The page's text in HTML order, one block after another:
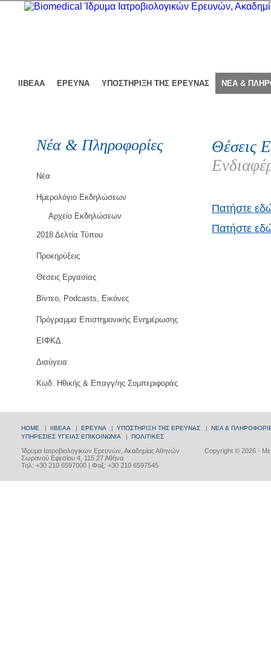
ΙΙΒΕΑΑ ΕΡΕΥΝΑ ΥΠΟΣΤΗΡΙΞΗ ΤΗΣ ΕΡΕΥΝΑΣ ΝΕΑ &
Νέα & Πληροφορίες
Νέα
Ημερολόγιο Εκδηλώσεων
Αρχείο Εκδηλώσεων
2018 Δελτία Τύπου
Προκηρύξεις
Θέσεις Εργασίας
Βίντεο, Podcasts, Εικόνες
Πρόγραμμα Επιστημονικής Ενημέρωσης
ΕΙΦΚΔ
Διαύγεια
Κωδ. Ηθικής & Επαγγ/ης Συμπεριφοράς
Θέσεις
Πατήστε
Πατήστε
HOME | ΙΙΒΕΑΑ | ΕΡΕΥΝΑ | ΥΠΟΣΤΗΡΙΞΗ ΤΗΣ ΕΡΕΥΝΑΣ | ΝΕΑ &
ΥΠΗΡΕΣΙΕΣ ΥΓΕΙΑΣ ΕΠΙΚΟΙΝΩΝΙΑ | ΠΟΛΙΤΙΚΕΣ
Copyright © 2026 - Με
Ίδρυμα Ιατροβιολογικών Ερευνών, Ακαδημίας Αθηνών
Σωρανού Εφεσίου 4, 115 27 Αθήνα
Τηλ: +30 210 6597000 | Φαξ: +30 210 6597545